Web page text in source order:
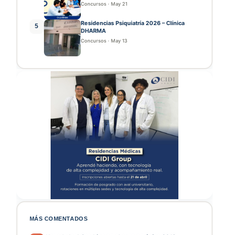
Concursos · May 21
5
Residencias Psiquiatría 2026 – Clínica
DHARMA
Concursos · May 13
MÁS COMENTADOS